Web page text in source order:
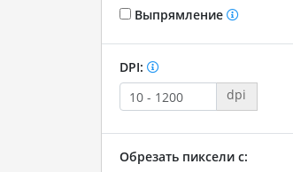
Выпрямление
DPI:
dpi
Обрезать пиксели с: